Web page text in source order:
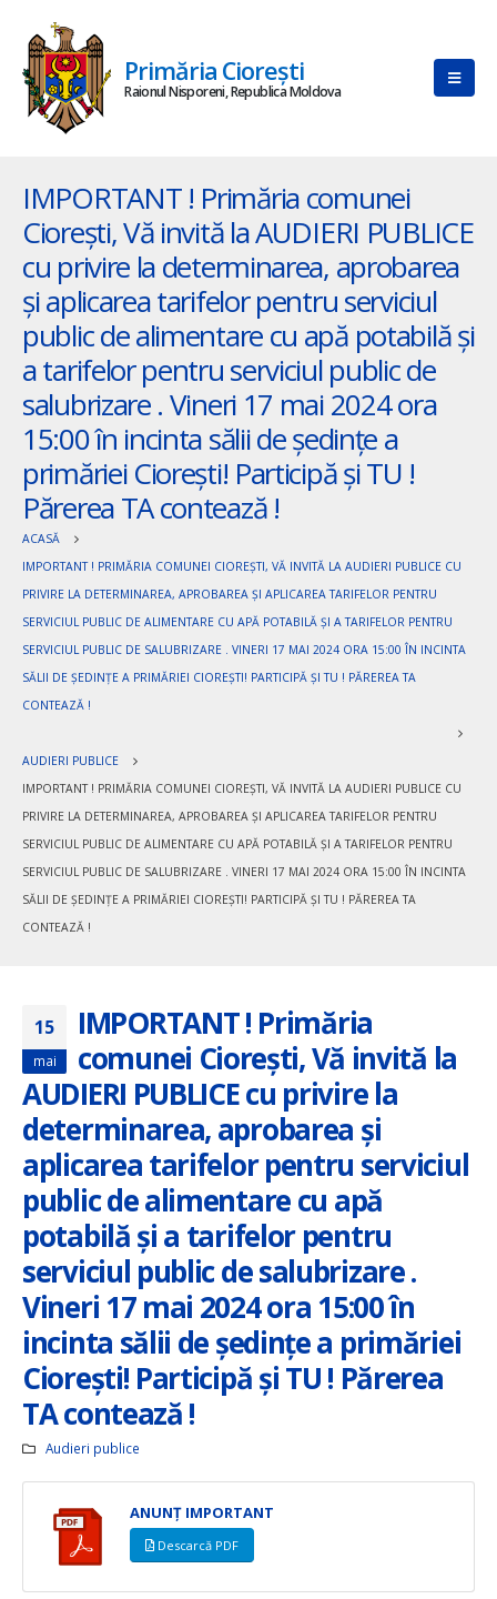
Primăria Ciorești
Raionul Nisporeni, Republica Moldova
IMPORTANT ! Primăria comunei
Ciorești, Vă invită la AUDIERI PUBLICE
cu privire la determinarea, aprobarea
și aplicarea tarifelor pentru serviciul
public de alimentare cu apă potabilă și
a tarifelor pentru serviciul public de
salubrizare . Vineri 17 mai 2024 ora
15:00 în incinta sălii de ședințe a
primăriei Ciorești! Participă și TU !
Părerea TA contează !
ACASĂ
IMPORTANT ! PRIMĂRIA COMUNEI CIOREȘTI, VĂ INVITĂ LA AUDIERI PUBLICE CU
PRIVIRE LA DETERMINAREA, APROBAREA ȘI APLICAREA TARIFELOR PENTRU
SERVICIUL PUBLIC DE ALIMENTARE CU APĂ POTABILĂ ȘI A TARIFELOR PENTRU
SERVICIUL PUBLIC DE SALUBRIZARE . VINERI 17 MAI 2024 ORA 15:00 ÎN INCINTA
SĂLII DE ȘEDINȚE A PRIMĂRIEI CIOREȘTI! PARTICIPĂ ȘI TU ! PĂREREA TA
CONTEAZĂ !
AUDIERI PUBLICE
IMPORTANT ! PRIMĂRIA COMUNEI CIOREȘTI, VĂ INVITĂ LA AUDIERI PUBLICE CU
PRIVIRE LA DETERMINAREA, APROBAREA ȘI APLICAREA TARIFELOR PENTRU
SERVICIUL PUBLIC DE ALIMENTARE CU APĂ POTABILĂ ȘI A TARIFELOR PENTRU
SERVICIUL PUBLIC DE SALUBRIZARE . VINERI 17 MAI 2024 ORA 15:00 ÎN INCINTA
SĂLII DE ȘEDINȚE A PRIMĂRIEI CIOREȘTI! PARTICIPĂ ȘI TU ! PĂREREA TA
CONTEAZĂ !
15
mai
IMPORTANT ! Primăria
comunei Ciorești, Vă invită la
AUDIERI PUBLICE cu privire la
determinarea, aprobarea și
aplicarea tarifelor pentru serviciul
public de alimentare cu apă
potabilă și a tarifelor pentru
serviciul public de salubrizare .
Vineri 17 mai 2024 ora 15:00 în
incinta sălii de ședințe a primăriei
Ciorești! Participă și TU ! Părerea
TA contează !
Audieri publice
ANUNȚ IMPORTANT
Descarcă PDF